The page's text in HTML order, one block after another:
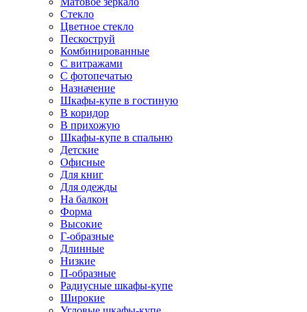
Стекло
Цветное стекло
Пескоструй
Комбинированные
С витражами
С фотопечатью
Назначение
Шкафы-купе в гостиную
В коридор
В прихожую
Шкафы-купе в спальню
Детские
Офисные
Для книг
Для одежды
На балкон
Форма
Высокие
Г-образные
Длинные
Низкие
П-образные
Радиусные шкафы-купе
Широкие